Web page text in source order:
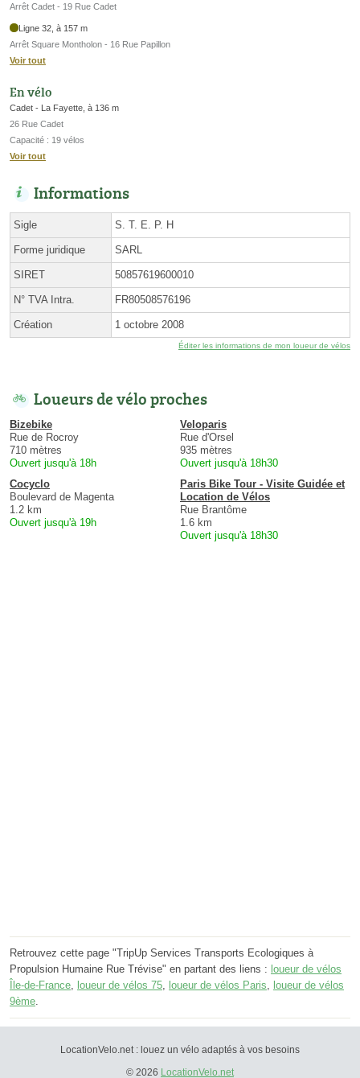
Arrêt Cadet - 19 Rue Cadet
Ligne 32, à 157 m
Arrêt Square Montholon - 16 Rue Papillon
Voir tout
En vélo
Cadet - La Fayette, à 136 m
26 Rue Cadet
Capacité : 19 vélos
Voir tout
Informations
Sigle S. T. E. P. H
Forme juridique SARL
SIRET 50857619600010
N° TVA Intra. FR80508576196
Création 1 octobre 2008
Éditer les informations de mon loueur de vélos
Loueurs de vélo proches
Bizebike
Rue de Rocroy
710 mètres
Ouvert jusqu'à 18h
Veloparis
Rue d'Orsel
935 mètres
Ouvert jusqu'à 18h30
Cocyclo
Boulevard de Magenta
1.2 km
Ouvert jusqu'à 19h
Paris Bike Tour - Visite Guidée et
Location de Vélos
Rue Brantôme
1.6 km
Ouvert jusqu'à 18h30
Retrouvez cette page "TripUp Services Transports Ecologiques à
Propulsion Humaine Rue Trévise" en partant des liens : loueur de vélos
Île-de-France, loueur de vélos 75, loueur de vélos Paris, loueur de vélos
9ème.
LocationVelo.net : louez un vélo adaptés à vos besoins
© 2026 LocationVelo.net